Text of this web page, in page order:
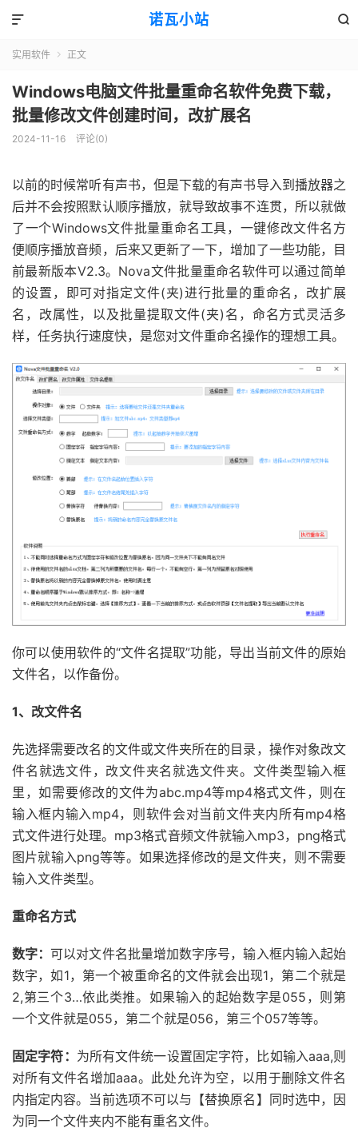
诺瓦小站 

实用软件  正文
Windows电脑文件批量重命名软件免费下载，
批量修改文件创建时间，改扩展名
2024-11-16 评论(0)
以前的时候常听有声书，但是下载的有声书导入到播放器之
后并不会按照默认顺序播放，就导致故事不连贯，所以就做
了一个Windows文件批量重命名工具，一键修改文件名方
便顺序播放音频，后来又更新了一下，增加了一些功能，目
前最新版本V2.3。Nova文件批量重命名软件可以通过简单
的设置，即可对指定文件(夹)进行批量的重命名，改扩展
名，改属性，以及批量提取文件(夹)名，命名方式灵活多
样，任务执行速度快，是您对文件重命名操作的理想工具。
你可以使用软件的“文件名提取”功能，导出当前文件的原始
文件名，以作备份。
1、改文件名
先选择需要改名的文件或文件夹所在的目录，操作对象改文
件名就选文件，改文件夹名就选文件夹。文件类型输入框
里，如需要修改的文件为abc.mp4等mp4格式文件，则在
输入框内输入mp4，则软件会对当前文件夹内所有mp4格
式文件进行处理。mp3格式音频文件就输入mp3，png格式
图片就输入png等等。如果选择修改的是文件夹，则不需要
输入文件类型。
重命名方式
数字： 可以对文件名批量增加数字序号，输入框内输入起始
数字，如1，第一个被重命名的文件就会出现1，第二个就是
2,第三个3…依此类推。如果输入的起始数字是055，则第
一个文件就是055，第二个就是056，第三个057等等。
固定字符： 为所有文件统一设置固定字符，比如输入aaa,则
对所有文件名增加aaa。此处允许为空，以用于删除文件名
内指定内容。当前选项不可以与【替换原名】同时选中，因
为同一个文件夹内不能有重名文件。